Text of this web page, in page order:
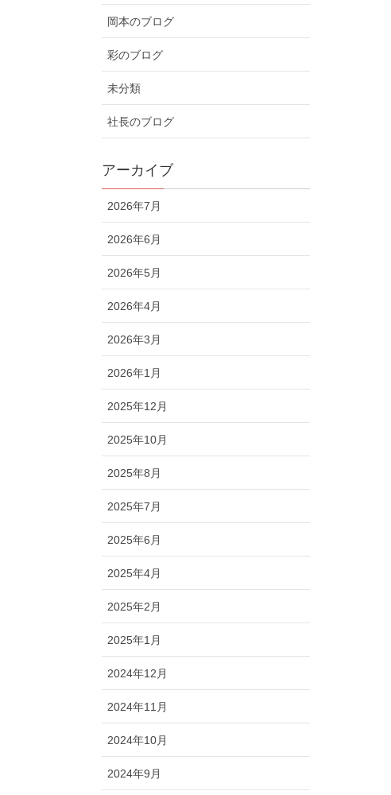
岡本のブログ
彩のブログ
未分類
社長のブログ
アーカイブ
2026年7月
2026年6月
2026年5月
2026年4月
2026年3月
2026年1月
2025年12月
2025年10月
2025年8月
2025年7月
2025年6月
2025年4月
2025年2月
2025年1月
2024年12月
2024年11月
2024年10月
2024年9月